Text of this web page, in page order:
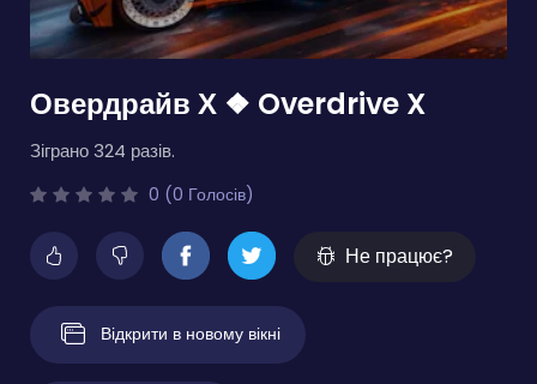
Овердрайв Х ❖ Overdrive X
Зіграно 324 разів.
0 (0 Голосів)
Не працює?
Відкрити в новому вікні